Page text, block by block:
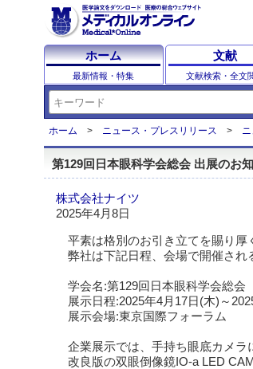
ホーム
最新情報・特集
文献
文献検索・全文
ホーム ニュース・プレスリリース
第129回日本眼科学会総会 出展のお
株式会社ナイツ
2025年4月8日
平素は格別のお引き立てを賜り厚
弊社は下記日程、会場で開催され
学会名:第129回日本眼科学会総会
展示日程:2025年4月17日(木)～
展示会場:東京国際フォーラム
企業展示では、手持ち眼底カメラ
改良版の双眼倒像鏡IO-a LED